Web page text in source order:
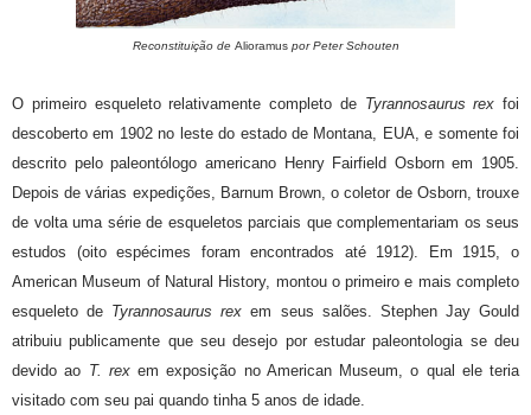
Reconstituição de Alioramuspor Peter Schouten
O primeiro esqueleto relativamente completo de Tyrannosaurus rex foi
descoberto em 1902 no leste do estado de Montana, EUA, e somente foi
descrito pelo paleontólogo americano Henry Fairfield Osborn em 1905.
Depois de várias expedições, Barnum Brown, o coletor de Osborn, trouxe
de volta uma série de esqueletos parciais que complementariam os seus
estudos (oito espécimes foram encontrados até 1912). Em 1915, o
American Museum of Natural History, montou o primeiro e mais completo
esqueleto de Tyrannosaurus rexem seus salões. Stephen Jay Gould
atribuiu publicamente que seu desejo por estudar paleontologia se deu
devido ao T. rexem exposição no American Museum, o qual ele teria
visitado com seu pai quando tinha 5 anos de idade.